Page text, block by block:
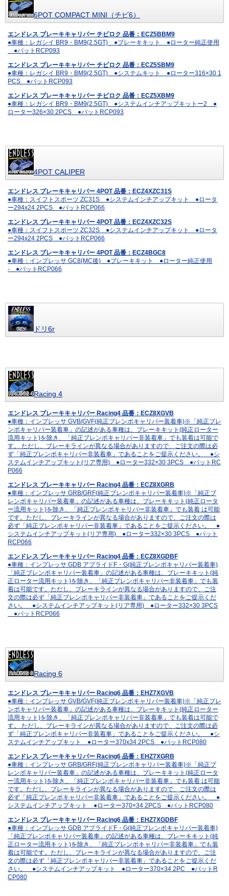
6POT COMPACT MINI（チビ6）
エンドレス ブレーキキャリパー チビロク 品番：ECZ5BBM9
●車種：レガシイ BR9・BM9(2.5GT) ●ブレーキキット ●ローター純正使用
●パットRCP093
エンドレス ブレーキキャリパー チビロク 品番：ECZ5SBM9
●車種：レガシイ BR9・BM9(2.5GT) ●システムキット ●ローター316×30 1
PCS ●パットRCP093
エンドレス ブレーキキャリパー チビロク 品番：ECZ5XBM9
●車種：レガシイ BR9・BM9(2.5GT) ●システムインチアップキットー2 ●
ローター326×30 2PCS ●パットRCP093
4POT CALIPER
エンドレス ブレーキキャリパー 4POT 品番：ECZ4XZC31S
●車種：スイフトスポーツ ZC31S ●システムインチアップキット ●ロータ
ー294x24 2PCS ●パットRCP066
エンドレス ブレーキキャリパー 4POT 品番：ECZ4XZC32S
●車種：スイフトスポーツ ZC32S ●システムインチアップキット ●ロータ
ー294x24 2PCS ●パットRCP066
エンドレス ブレーキキャリパー 4POT 品番：ECZ4BGC8
●車種：インプレッサ GC8(MC後) ●ブレーキキット ●ローター純正使用
- ●パットRCP066
ドリ6r
Racing 4
エンドレス ブレーキキャリパー Racing4 品番：ECZ8XGVB
●車種：インプレッサ GVB/GVF(純正ブレンボキャリパー装着車)※「純正ブレ
ンボキャリパー装着車」の記述がある車種は、ブレーキキット(純正ローター
流用キット)を除き、「純正ブレンボキャリパー非装着車」でも装着は可能で
す。 ただし、ブレーキラインが異なる場合がありますので、ご注文の際は必
ず「純正ブレンボキャリパー非装着車」であることをご提示ください。 ●シ
ステムインチアップキット(リア専用) ●ローター332×30 3PCS ●パットRC
P066
エンドレス ブレーキキャリパー Racing4 品番：ECZ8XGRB
●車種：インプレッサ GRB/GRF(純正ブレンボキャリパー装着車)※「純正ブ
レンボキャリパー装着車」の記述がある車種は、ブレーキキット(純正ロータ
ー流用キット)を除き、「純正ブレンボキャリパー非装着車」でも装着 は可能
です。ただし、ブレーキラインが異なる場合がありますので、ご注文の際は
必ず「純正ブレンボキャリパー非装着車」であることをご提示ください。 ●
システムインチアップキット(リア専用) ●ローター332×30 3PCS ●パット
RCP066
エンドレス ブレーキキャリパー Racing4 品番：ECZ8XGDBF
●車種：インプレッサ GDB アプライドF・G(純正ブレンボキャリパー装着車)
「純正ブレンボキャリパー装着車」の記述がある車種は、ブレーキキット(純
正ローター流用キット)を除き、「純正ブレンボキャリパー非装着車」でも装
着は可能です。ただし、ブレーキラインが異なる場合がありますので、ご注
文の際は必ず「純正ブレンボキャリパー非装着車」であることをご提示くだ
さい。 ●システムインチアップキット(リア専用) ●ローター332×30 3PCS
●パットRCP066
Racing 6
エンドレス ブレーキキャリパー Racing6 品番：EHZ7XGVB
●車種：インプレッサ GVB/GVF(純正ブレンボキャリパー装着車)※「純正ブレ
ンボキャリパー装着車」の記述がある車種は、ブレーキキット(純正ローター
流用キット)を除き、「純正ブレンボキャリパー非装着車」でも装着は可能で
す。 ただし、ブレーキラインが異なる場合がありますので、ご注文の際は必
ず「純正ブレンボキャリパー非装着車」であることをご提示ください。 ●シ
ステムインチアップキット ●ローター370x34 2PCS ●パットRCP080
エンドレス ブレーキキャリパー Racing6 品番：EHZ7XGRB
●車種：インプレッサ GRB/GRF(純正ブレンボキャリパー装着車)※「純正ブ
レンボキャリパー装着車」の記述がある車種は、ブレーキキット(純正ロータ
ー流用キット)を除き、「純正ブレンボキャリパー非装着車」でも装着 は可能
です。ただし、ブレーキラインが異なる場合がありますので、ご注文の際は
必ず「純正ブレンボキャリパー非装着車」であることをご提示ください。 ●
システムインチアップキット ●ローター370×34 2PCS ●パットRCP080
エンドレス ブレーキキャリパー Racing6 品番：EHZ7XGDBF
●車種：インプレッサ GDB アプライドF・G(純正ブレンボキャリパー装着車)
「純正ブレンボキャリパー装着車」の記述がある車種は、ブレーキキット(純
正ローター流用キット)を除き、「純正ブレンボキャリパー非装着車」でも装
着は可能です。ただし、ブレーキラインが異なる場合がありますので、ご注
文の際は必ず「純正ブレンボキャリパー非装着車」であることをご提示くだ
さい。 ●システムインチアップキット ●ローター370×34 2PC ●パットR
CP080